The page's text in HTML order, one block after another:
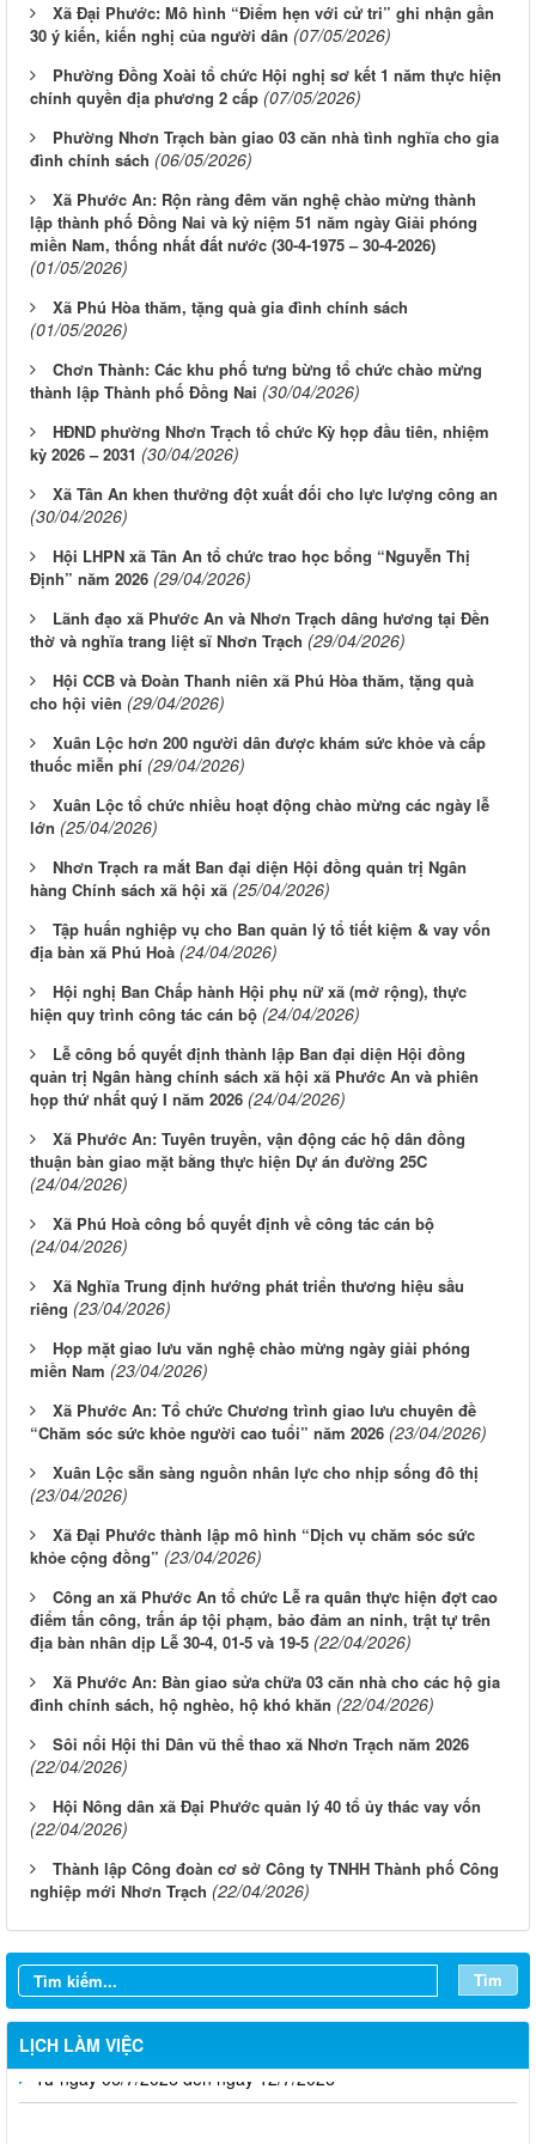
Xã Đại Phước: Mô hình “Điểm hẹn với cử tri” ghi nhận gần
30 ý kiến, kiến nghị của người dân (07/05/2026)
Phường Đồng Xoài tổ chức Hội nghị sơ kết 1 năm thực hiện
chính quyền địa phương 2 cấp (07/05/2026)
Phường Nhơn Trạch bàn giao 03 căn nhà tình nghĩa cho gia
đình chính sách (06/05/2026)
Xã Phước An: Rộn ràng đêm văn nghệ chào mừng thành
lập thành phố Đồng Nai và kỷ niệm 51 năm ngày Giải phóng
miền Nam, thống nhất đất nước (30-4-1975 – 30-4-2026)
(01/05/2026)
Xã Phú Hòa thăm, tặng quà gia đình chính sách
(01/05/2026)
Chơn Thành: Các khu phố tưng bừng tổ chức chào mừng
thành lập Thành phố Đồng Nai (30/04/2026)
HĐND phường Nhơn Trạch tổ chức Kỳ họp đầu tiên, nhiệm
kỳ 2026 – 2031 (30/04/2026)
Xã Tân An khen thưởng đột xuất đối cho lực lượng công an
(30/04/2026)
Hội LHPN xã Tân An tổ chức trao học bổng “Nguyễn Thị
Định” năm 2026 (29/04/2026)
Lãnh đạo xã Phước An và Nhơn Trạch dâng hương tại Đền
thờ và nghĩa trang liệt sĩ Nhơn Trạch (29/04/2026)
Hội CCB và Đoàn Thanh niên xã Phú Hòa thăm, tặng quà
cho hội viên (29/04/2026)
Xuân Lộc hơn 200 người dân được khám sức khỏe và cấp
thuốc miễn phí (29/04/2026)
Xuân Lộc tổ chức nhiều hoạt động chào mừng các ngày lễ
lớn (25/04/2026)
Nhơn Trạch ra mắt Ban đại diện Hội đồng quản trị Ngân
hàng Chính sách xã hội xã (25/04/2026)
Tập huấn nghiệp vụ cho Ban quản lý tổ tiết kiệm & vay vốn
địa bàn xã Phú Hoà (24/04/2026)
Hội nghị Ban Chấp hành Hội phụ nữ xã (mở rộng), thực
hiện quy trình công tác cán bộ (24/04/2026)
Lễ công bố quyết định thành lập Ban đại diện Hội đồng
quản trị Ngân hàng chính sách xã hội xã Phước An và phiên
họp thứ nhất quý I năm 2026 (24/04/2026)
Xã Phước An: Tuyên truyền, vận động các hộ dân đồng
thuận bàn giao mặt bằng thực hiện Dự án đường 25C
(24/04/2026)
Xã Phú Hoà công bố quyết định về công tác cán bộ
(24/04/2026)
Xã Nghĩa Trung định hướng phát triển thương hiệu sầu
riêng (23/04/2026)
Họp mặt giao lưu văn nghệ chào mừng ngày giải phóng
miền Nam (23/04/2026)
Xã Phước An: Tổ chức Chương trình giao lưu chuyên đề
“Chăm sóc sức khỏe người cao tuổi” năm 2026 (23/04/2026)
Xuân Lộc sẵn sàng nguồn nhân lực cho nhịp sống đô thị
(23/04/2026)
Xã Đại Phước thành lập mô hình “Dịch vụ chăm sóc sức
khỏe cộng đồng” (23/04/2026)
Công an xã Phước An tổ chức Lễ ra quân thực hiện đợt cao
điểm tấn công, trấn áp tội phạm, bảo đảm an ninh, trật tự trên
địa bàn nhân dịp Lễ 30-4, 01-5 và 19-5 (22/04/2026)
Xã Phước An: Bàn giao sửa chữa 03 căn nhà cho các hộ gia
đình chính sách, hộ nghèo, hộ khó khăn (22/04/2026)
Sôi nổi Hội thi Dân vũ thể thao xã Nhơn Trạch năm 2026
(22/04/2026)
Hội Nông dân xã Đại Phước quản lý 40 tổ ủy thác vay vốn
(22/04/2026)
Thành lập Công đoàn cơ sở Công ty TNHH Thành phố Công
nghiệp mới Nhơn Trạch (22/04/2026)
Tìm
LỊCH LÀM VIỆC
Từ ngày 03/8/2026 đến ngày 09/8/2026
Từ ngày 20/7/2026 đến ngày 26/7/2026
Từ ngày 13/7/2026 đến ngày 18/7/2026
Từ ngày 06/7/2026 đến ngày 12/7/2026